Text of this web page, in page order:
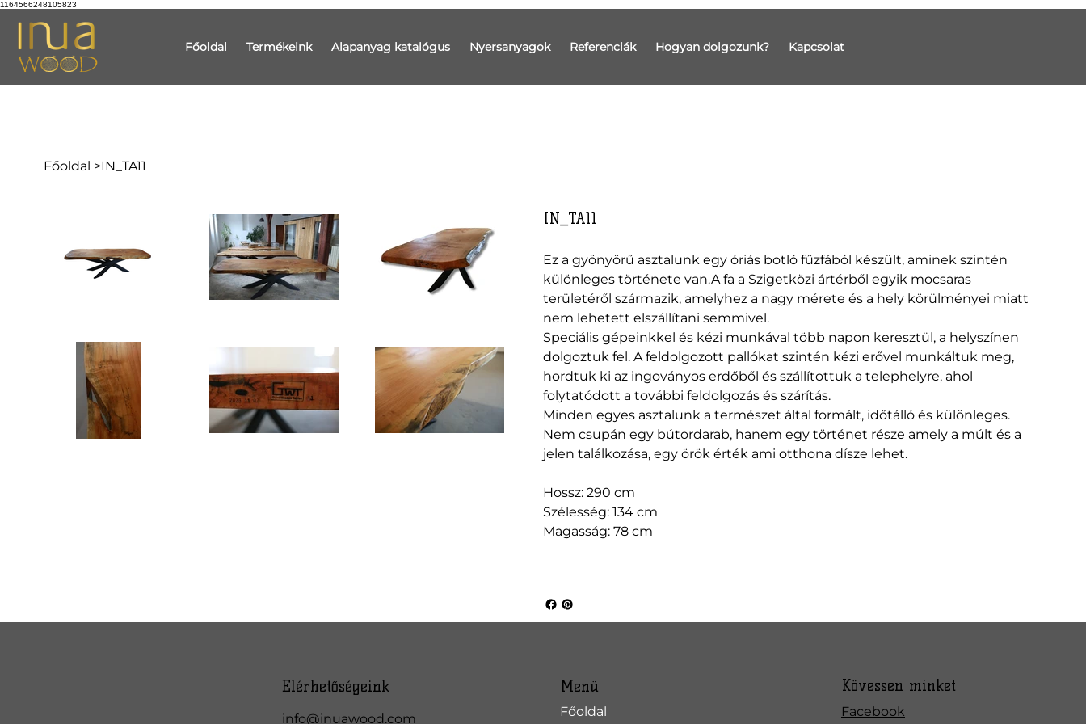
1164566248105823
Főoldal Termékeink Alapanyag katalógus Nyersanyagok Referenciák Hogyan dolgozunk? Kapcsolat
Főoldal >IN_TA11
IN_TA11
Ez a gyönyörű asztalunk egy óriás botló fűzfából készült, aminek szintén
különleges története van.A fa a Szigetközi ártérből egyik mocsaras
területéről származik, amelyhez a nagy mérete és a hely körülményei miatt
nem lehetett elszállítani semmivel.
Speciális gépeinkkel és kézi munkával több napon keresztül, a helyszínen
dolgoztuk fel. A feldolgozott pallókat szintén kézi erővel munkáltuk meg,
hordtuk ki az ingoványos erdőből és szállítottuk a telephelyre, ahol
folytatódott a további feldolgozás és szárítás.
Minden egyes asztalunk a természet által formált, időtálló és különleges.
Nem csupán egy bútordarab, hanem egy történet része amely a múlt és a
jelen találkozása, egy örök érték ami otthona dísze lehet.
Hossz: 290 cm
Szélesség: 134 cm
Magasság: 78 cm
Elérhetőségeink
info@inuawood.com
Menü
Főoldal
Facebook
Kövessen minket